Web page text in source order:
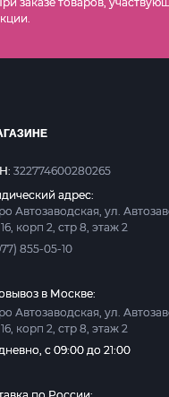
322774600280265
адрес:
Автозаводская, ул.
корп 2, стр 8, этаж 2
855-05-10
в Москве:
Автозаводская, ул.
корп 2, стр 8, этаж 2
с 09:00 до 21:00